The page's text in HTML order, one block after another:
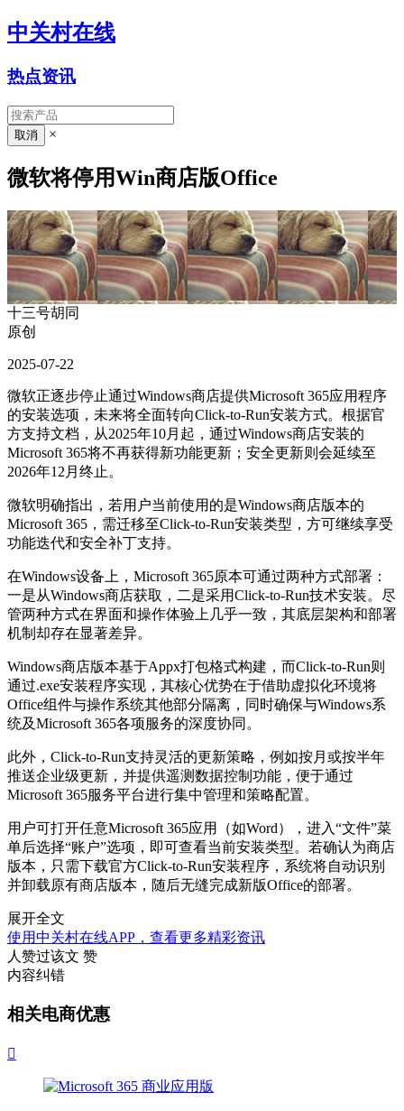
中关村在线
热点资讯
×
微软将停用Win商店版Office
十三号胡同
原创
2025-07-22
微软正逐步停止通过Windows商店提供Microsoft 365应用程序
的安装选项，未来将全面转向Click-to-Run安装方式。根据官
方支持文档，从2025年10月起，通过Windows商店安装的
Microsoft 365将不再获得新功能更新；安全更新则会延续至
2026年12月终止。
微软明确指出，若用户当前使用的是Windows商店版本的
Microsoft 365，需迁移至Click-to-Run安装类型，方可继续享受
功能迭代和安全补丁支持。
在Windows设备上，Microsoft 365原本可通过两种方式部署：
一是从Windows商店获取，二是采用Click-to-Run技术安装。尽
管两种方式在界面和操作体验上几乎一致，其底层架构和部署
机制却存在显著差异。
Windows商店版本基于Appx打包格式构建，而Click-to-Run则
通过.exe安装程序实现，其核心优势在于借助虚拟化环境将
Office组件与操作系统其他部分隔离，同时确保与Windows系
统及Microsoft 365各项服务的深度协同。
此外，Click-to-Run支持灵活的更新策略，例如按月或按半年
推送企业级更新，并提供遥测数据控制功能，便于通过
Microsoft 365服务平台进行集中管理和策略配置。
用户可打开任意Microsoft 365应用（如Word），进入“文件”菜
单后选择“账户”选项，即可查看当前安装类型。若确认为商店
版本，只需下载官方Click-to-Run安装程序，系统将自动识别
并卸载原有商店版本，随后无缝完成新版Office的部署。
展开全文
使用中关村在线APP，查看更多精彩资讯
人赞过该文 赞
内容纠错
相关电商优惠
